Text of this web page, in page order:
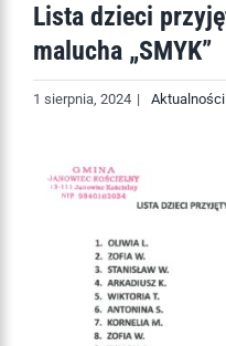
Lista dzieci
malucha „SMYK”
1 sierpnia, 2024 | Aktualności